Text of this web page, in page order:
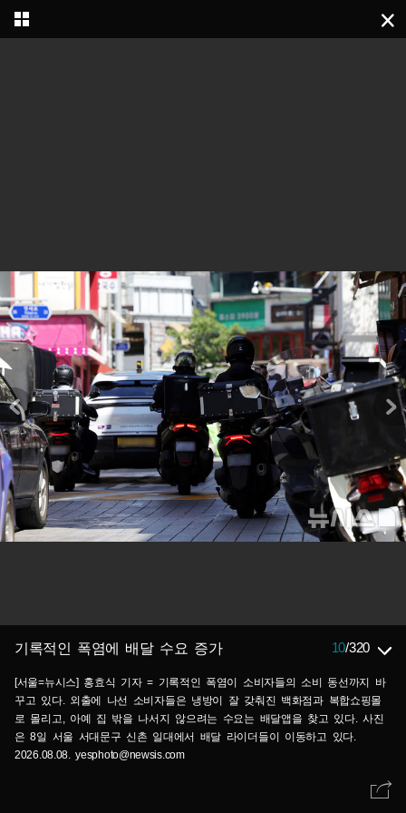
기록적인 폭염에 배달 수요 증가 10/320
[서울=뉴시스] 홍효식 기자 = 기록적인 폭염이 소비자들의 소비 동선까지 바
꾸고 있다. 외출에 나선 소비자들은 냉방이 잘 갖춰진 백화점과 복합쇼핑몰
로 몰리고, 아예 집 밖을 나서지 않으려는 수요는 배달앱을 찾고 있다. 사진
은 8일 서울 서대문구 신촌 일대에서 배달 라이더들이 이동하고 있다.
2026.08.08. yesphoto@newsis.com